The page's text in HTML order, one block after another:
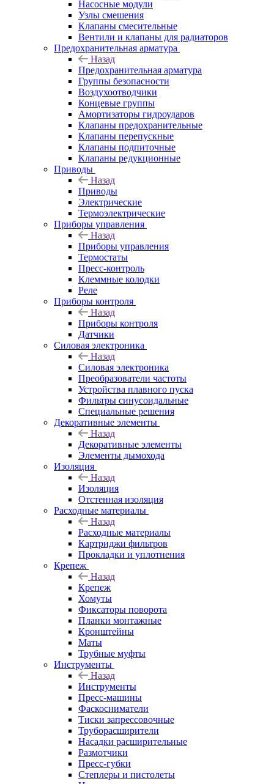
Насосные модули
Узлы смешения
Клапаны смесительные
Вентили и клапаны для радиаторов
Предохранительная арматура
Назад
Предохранительная арматура
Группы безопасности
Воздухоотводчики
Концевые группы
Амортизаторы гидроударов
Клапаны предохранительные
Клапаны перепускные
Клапаны подпиточные
Клапаны редукционные
Приводы
Назад
Приводы
Электрические
Термоэлектрические
Приборы управления
Назад
Приборы управления
Термостаты
Пресс-контроль
Клеммные колодки
Реле
Приборы контроля
Назад
Приборы контроля
Датчики
Силовая электроника
Назад
Силовая электроника
Преобразователи частоты
Устройства плавного пуска
Фильтры синусоидальные
Специальные решения
Декоративные элементы
Назад
Декоративные элементы
Элементы дымохода
Изоляция
Назад
Изоляция
Отстенная изоляция
Расходные материалы
Назад
Расходные материалы
Картриджи фильтров
Прокладки и уплотнения
Крепеж
Назад
Крепеж
Хомуты
Фиксаторы поворота
Планки монтажные
Кронштейны
Маты
Трубные муфты
Инструменты
Назад
Инструменты
Пресс-машины
Фаскосниматели
Тиски запрессовочные
Труборасширители
Насадки расширительные
Размотчики
Пресс-губки
Степлеры и пистолеты